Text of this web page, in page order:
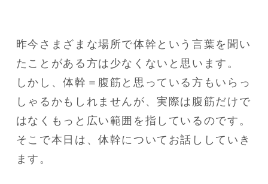
昨今さまざまな場所で体幹という言葉を聞い
たことがある方は少なくないと思います。
しかし、体幹＝腹筋と思っている方もいらっ
しゃるかもしれませんが、実際は腹筋だけで
はなくもっと広い範囲を指しているのです。
そこで本日は、体幹についてお話ししていき
ます。